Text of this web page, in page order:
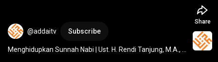
@addaitv Subscribe
Menghidupkan Sunnah Nabi | Ust. H. Rendi Tanjung, M.A.,
Share